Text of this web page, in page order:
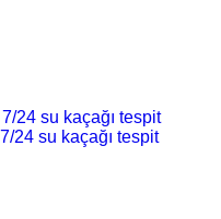
24 su kaçağı tespit
24 su kaçağı tespit